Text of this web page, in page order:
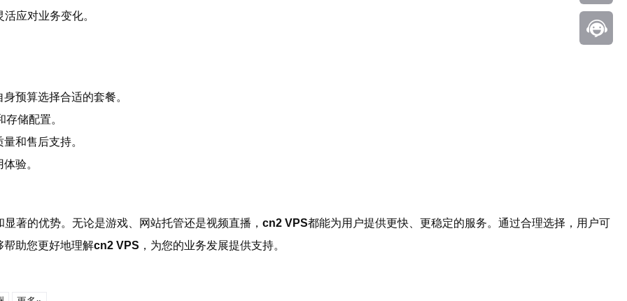
应对业务变化。
预算选择合适的套餐。
储配置。
和售后支持。
验。
著的优势。无论是游戏、网站托管还是视频直播， cn2 VPS都能为用户提供更快、更稳定的服务。通过合理选择，用户可
帮助您更好地理解cn2 VPS ，为您的业务发展提供支持。